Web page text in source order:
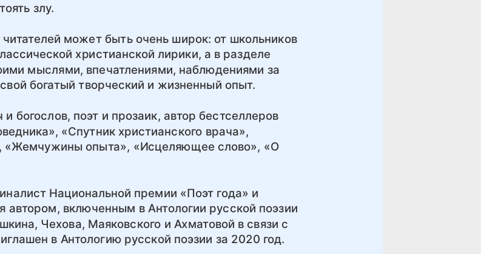
злу.
читателей может быть очень широк: от школьников
христианской лирики, а в разделе
мыслями, впечатлениями, наблюдениями за
богатый творческий и жизненный опыт.
богослов, поэт и прозаик, автор бестселлеров
«Спутник христианского врача»,
«Жемчужины опыта», «Исцеляющее слово», «О
Национальной премии «Поэт года» и
автором, включенным в Антологии русской поэзии
Чехова, Маяковского и Ахматовой в связи с
в Антологию русской поэзии за 2020 год.